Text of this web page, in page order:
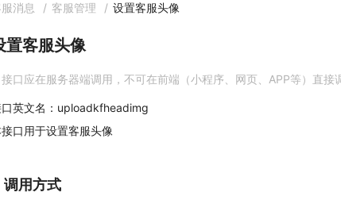
消息 / 客服管理 / 设置客服头像
置客服头像
接口应在服务器端调用，不可在前端（小程序、网页、APP等）直接
英文名：uploadkfheadimg
口用于设置客服头像
调用方式